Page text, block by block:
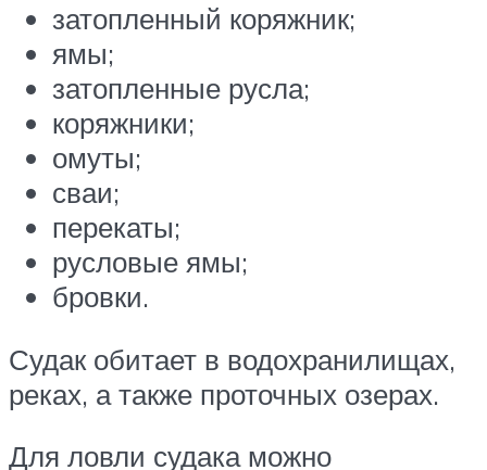
затопленный коряжник;
ямы;
затопленные русла;
коряжники;
омуты;
сваи;
перекаты;
русловые ямы;
бровки.
Судак обитает в водохранилищах,
реках, а также проточных озерах.
Для ловли судака можно